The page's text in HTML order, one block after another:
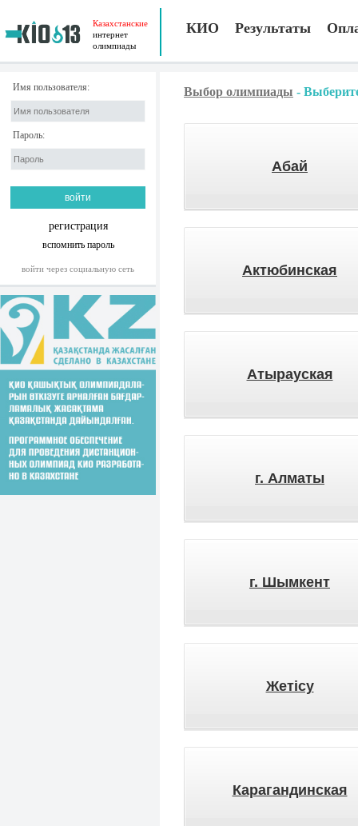
Казахстанские
интернет
олимпиады
КИО Результаты
Имя пользователя:
Пароль:
регистрация
вспомнить пароль
войти через социальную сеть
Выбор олимпиады -
Абай
Актюбинская
Атырауская
г. Алматы
г. Шымкент
Жетісу
Карагандинская